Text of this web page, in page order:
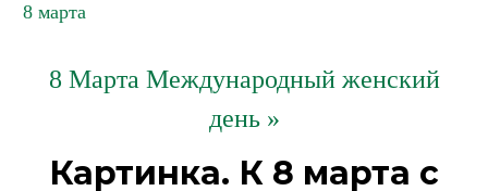
8 марта
8 Марта Международный женский
день »
Картинка. К 8 марта с